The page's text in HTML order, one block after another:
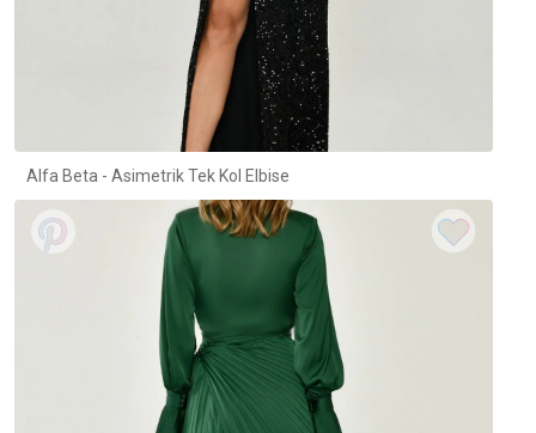
Alfa Beta - Asimetrik Tek Kol Elbise